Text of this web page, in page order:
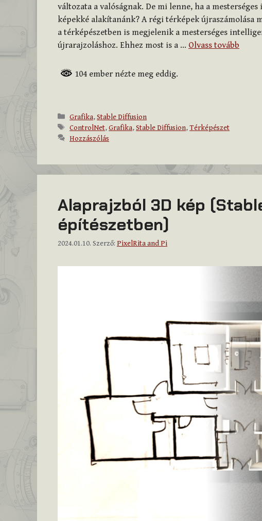
változata a valóságnak. De mi lenne, ha a
képekké alakítanánk? A régi térképek újraszámolása
a térképészetben is megjelenik a mesterséges
újrarajzoláshoz. Ehhez most is a … Olvass tovább
104 ember nézte meg eddig.
Kategória
Grafika,Stable Diffusion
Címkék
ControlNet,Grafika,Stable Diffusion,Térképészet
Hozzászólás
Alaprajzból 3D kép
építészetben)
2024.01.10. Szerző: PixelRita and Pi